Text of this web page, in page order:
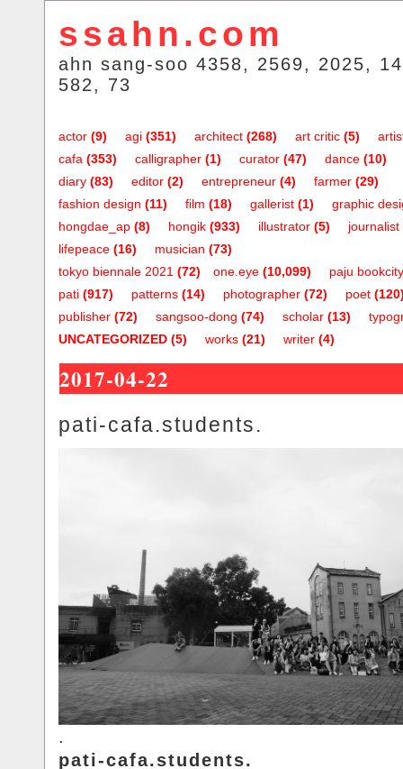
ssahn.com
ahn sang-soo 4358, 2569, 2025,
582, 73
actor (9) agi (351) architect (268) art critic (5)
cafa (353) calligrapher (1) curator (47) dance (10)
diary (83) editor (2) entrepreneur (4) farmer (29)
fashion design (11) film (18) gallerist (1)
graphic
hongdae_ap (8) hongik (933) illustrator (5) journalist
lifepeace (16) musician (73)
one.eye (10,099)
tokyo biennale 2021 (72)
paju bookcity
pati (917) patterns (14) photographer (72) poet
publisher (72) sangsoo-dong (74) scholar (13)
UNCATEGORIZED (5) works (21) writer (4)
2017-04-22
pati-cafa.students.
.
pati-cafa.students.